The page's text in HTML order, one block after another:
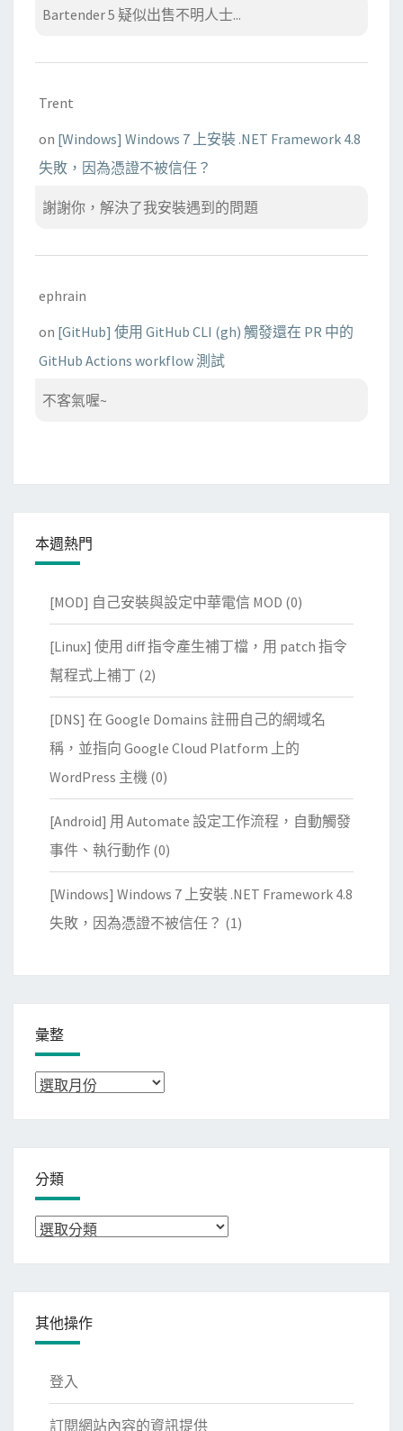
Bartender 5 疑似出售不明人士...
Trent
on [Windows] Windows 7 上安裝 .NET Framework 4.8
失敗，因為憑證不被信任？
謝謝你，解決了我安裝遇到的問題
ephrain
on [GitHub] 使用 GitHub CLI (gh) 觸發還在 PR 中的
GitHub Actions workflow 測試
不客氣喔~
本週熱門
[MOD] 自己安裝與設定中華電信 MOD (0)
[Linux] 使用 diff 指令產生補丁檔，用 patch 指令
幫程式上補丁 (2)
[DNS] 在 Google Domains 註冊自己的網域名
稱，並指向 Google Cloud Platform 上的
WordPress 主機 (0)
[Android] 用 Automate 設定工作流程，自動觸發
事件、執行動作 (0)
[Windows] Windows 7 上安裝 .NET Framework 4.8
失敗，因為憑證不被信任？ (1)
彙整
彙
分類
分
其他操作
登入
訂閱網站內容的資訊提供